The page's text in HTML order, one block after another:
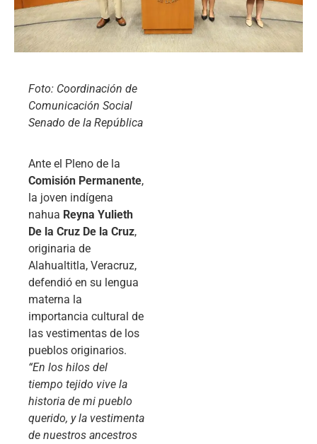
Foto: Coordinación de
Comunicación Social
Senado de la República
Ante el Pleno de la
Comisión Permanente,
la joven indígena
nahua Reyna Yulieth
De la Cruz De la Cruz,
originaria de
Alahualtitla, Veracruz,
defendió en su lengua
materna la
importancia cultural de
las vestimentas de los
pueblos originarios.
“En los hilos del
tiempo tejido vive la
historia de mi pueblo
querido, y la vestimenta
de nuestros ancestros